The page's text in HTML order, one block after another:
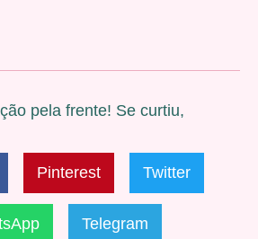
pela frente! Se curtiu,
Pinterest Twitter
Telegram